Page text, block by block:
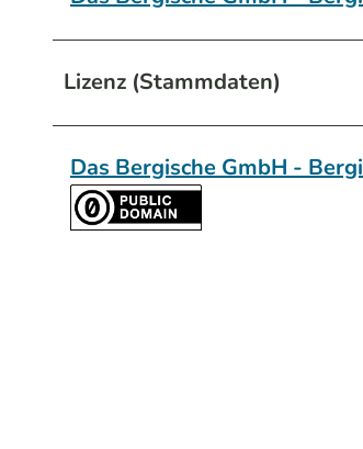
Lizenz (Stammdaten)
Das Bergische GmbH -